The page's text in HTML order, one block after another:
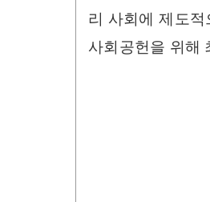
리 사회에 제도
사회공헌을 위해